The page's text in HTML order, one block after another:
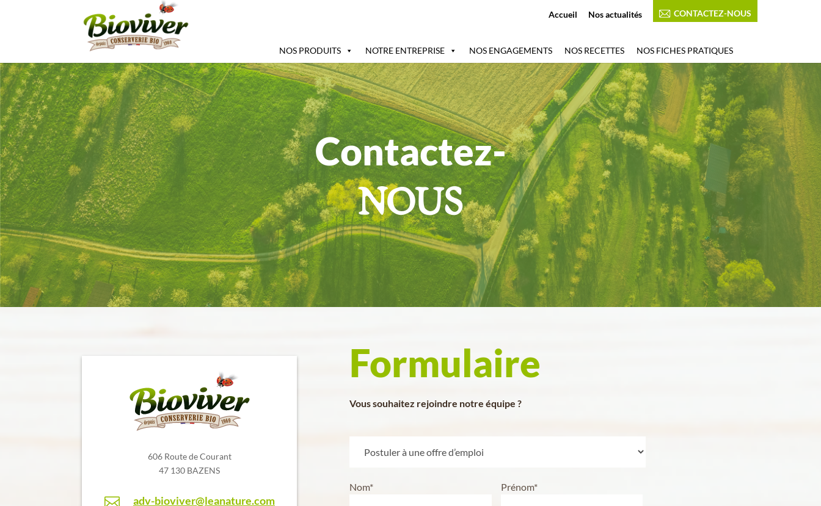
Accueil Nos actualités CONTACTEZ-NOUS
NOS PRODUITS NOTRE ENTREPRISE NOS ENGAGEMENTS NOS RECETTES NOS FICHES PRATIQUES
Contactez-
NOUS
606 Route de Courant
47 130 BAZENS
 adv-bioviver@leanature.com
Formulaire
Vous souhaitez rejoindre notre équipe ?
Nom* Prénom*